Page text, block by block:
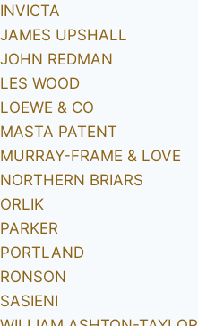
INVICTA
JAMES UPSHALL
JOHN REDMAN
LES WOOD
LOEWE & CO
MASTA PATENT
MURRAY-FRAME & LOVE
NORTHERN BRIARS
ORLIK
PARKER
PORTLAND
RONSON
SASIENI